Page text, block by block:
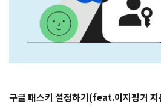
구글 패스키 설정하기(feat.이지핑거